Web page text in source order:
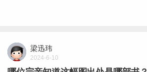
梁迅玮
2024-6-10